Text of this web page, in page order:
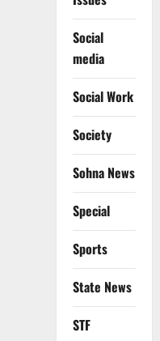
Social
media
Social Work
Society
Sohna News
Special
Sports
State News
STF